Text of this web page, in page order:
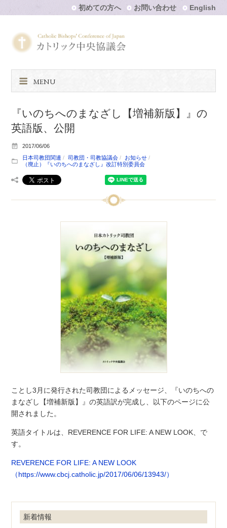
初めての方へ お問い合わせ English
MENU
『いのちへのまなざし【増補新版】』の
英語版、公開
2017/06/06
日本司教団関連
司教団・司教協議会
お知らせ
（廃止）『いのちへのまなざし』改訂特別委員会
ことし3月に発行された司教団によるメッセージ、『いのちへの
まなざし【増補新版】』の英語訳が完成し、以下のページに公
開されました。
英語タイトルは、REVERENCE FOR LIFE: A NEW LOOK、で
す。
REVERENCE FOR LIFE: A NEW LOOK
（https://www.cbcj.catholic.jp/2017/06/06/13943/）
新着情報